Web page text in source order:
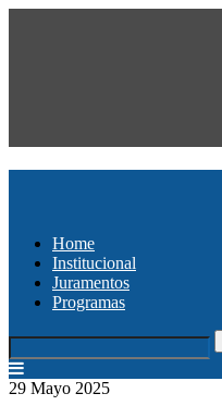
Home
Institucional
Juramentos
Programas
29 Mayo 2025